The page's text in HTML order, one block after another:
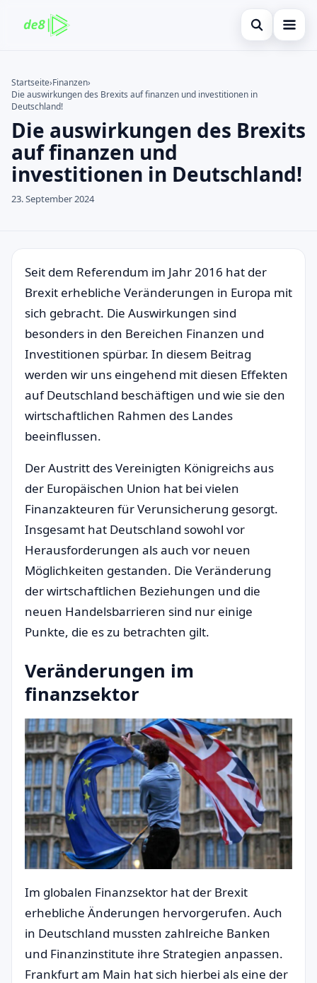
Suche öffnen
Finanzen
Kreditkarte
Investitionen
immobilienmarktes
Neugier
Auf der Website suchen
Suchen nach:
Enter drücken zum Suchen oder ESC zum Schließen.
Startseite›Finanzen›
Die auswirkungen des Brexits auf finanzen und investitionen in
Deutschland!
Die auswirkungen des Brexits
auf finanzen und
investitionen in Deutschland!
23. September 2024
Seit dem Referendum im Jahr 2016 hat der
Brexit erhebliche Veränderungen in Europa mit
sich gebracht. Die Auswirkungen sind
besonders in den Bereichen Finanzen und
Investitionen spürbar. In diesem Beitrag
werden wir uns eingehend mit diesen Effekten
auf Deutschland beschäftigen und wie sie den
wirtschaftlichen Rahmen des Landes
beeinflussen.
Der Austritt des Vereinigten Königreichs aus
der Europäischen Union hat bei vielen
Finanzakteuren für Verunsicherung gesorgt.
Insgesamt hat Deutschland sowohl vor
Herausforderungen als auch vor neuen
Möglichkeiten gestanden. Die Veränderung
der wirtschaftlichen Beziehungen und die
neuen Handelsbarrieren sind nur einige
Punkte, die es zu betrachten gilt.
Veränderungen im
finanzsektor
Im globalen Finanzsektor hat der Brexit
erhebliche Änderungen hervorgerufen. Auch
in Deutschland mussten zahlreiche Banken
und Finanzinstitute ihre Strategien anpassen.
Frankfurt am Main hat sich hierbei als eine der